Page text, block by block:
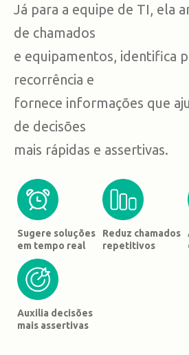
Já para a equipe de TI, ela
de chamados
e equipamentos, identifica
recorrência e
fornece informações que
de decisões
mais rápidas e assertivas.
Sugere soluções
em tempo real
Reduz chamados
repetitivos
Auxilia decisões
mais assertivas